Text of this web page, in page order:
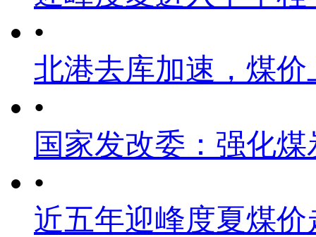
•
北港去库加速，煤
•
国家发改委：强化
•
近五年迎峰度夏煤价